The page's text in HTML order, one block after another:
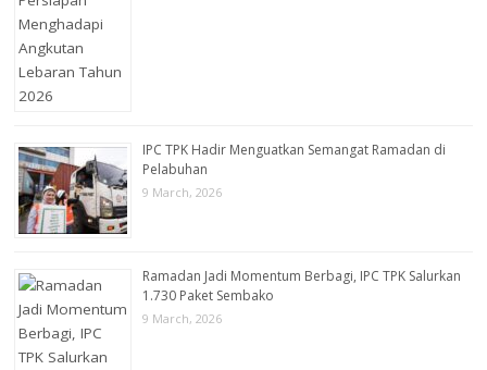
IPC TPK Hadir Menguatkan Semangat Ramadan di
Pelabuhan
9 March, 2026
Ramadan Jadi Momentum Berbagi, IPC TPK Salurkan
1.730 Paket Sembako
9 March, 2026